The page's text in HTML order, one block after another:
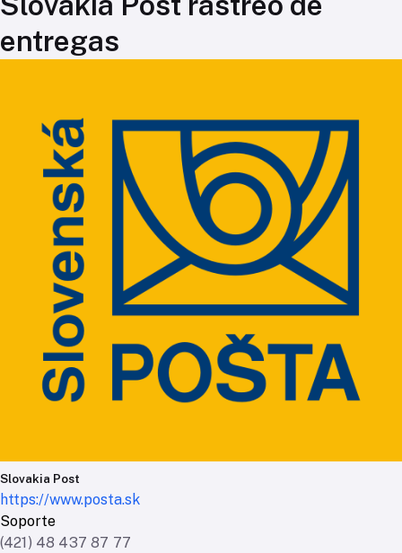
entregas
Slovakia Post
https://www.posta.sk
Soporte
(421) 48 437 87 77